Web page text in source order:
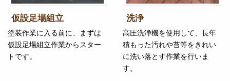
仮設足場組立
塗装作業に入る前に、まずは
仮設足場組立作業からスター
トです。
洗浄
高圧洗浄機を使用して、長年
積もった汚れや苔等をきれい
に洗い落とす作業を行いま
す。